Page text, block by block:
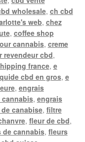
wholesale, ch cbd
web, chez
, coffee shop
cannabis, creme
revendeur cbd,
france, e
cbd en gros, e
, engrais
, engrais
canabise, filtre
, fleur de cbd,
de cannabis, fleurs